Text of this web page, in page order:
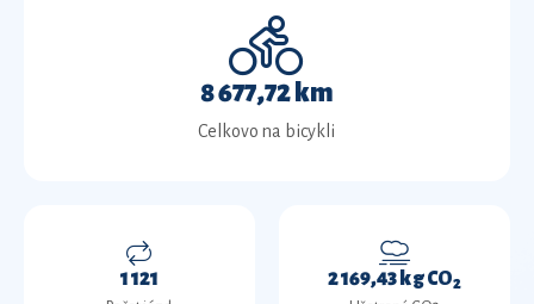
8 677,72 km
Celkovo na bicykli
1 121 2 169,43 kg CO2